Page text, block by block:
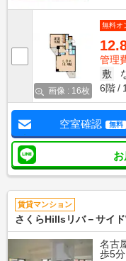
画像 : 16枚
無料オ
管理
敷
6階
空室確認 無料
賃貸マンション
さくらHillsリバ－サイ
名古
歩5分